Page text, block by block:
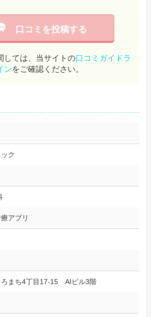
口コミを投稿する
しては、当サイトの口コミガイドラ
ンをご確認ください。
ク
アプリ
ろまち4丁目17-15 AIビル3階